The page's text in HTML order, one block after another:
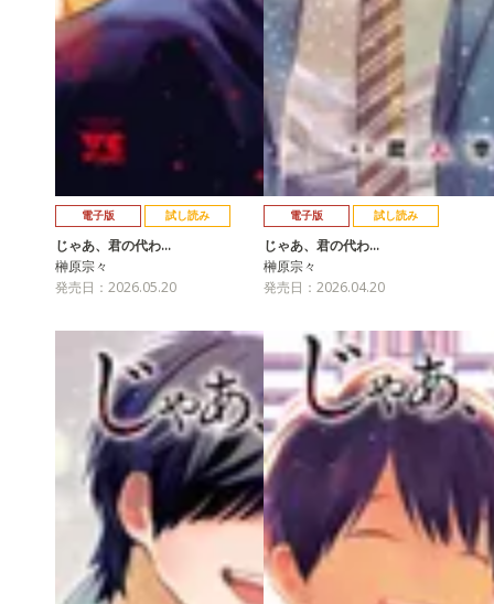
電子版 試し読み
じゃあ、君の代わ…
榊原宗々
発売日：2026.05.20
電子版 試し読み
じゃあ、君の代わ…
榊原宗々
発売日：2026.04.20